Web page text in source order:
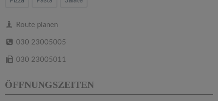
Route planen
030 23005005
030 23005011
ÖFFNUNGSZEITEN
g
t